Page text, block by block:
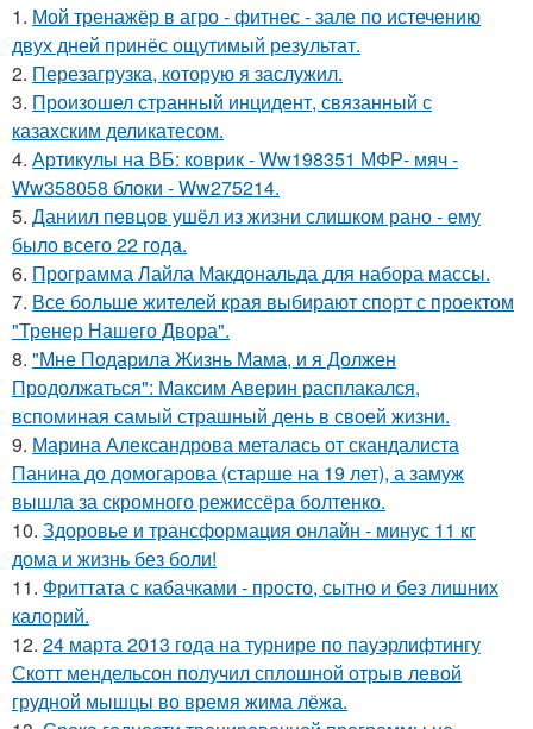
1. Мой тренажёр в агро - фитнес - зале по истечению
двух дней принёс ощутимый результат.
2. Перезагрузка, которую я заслужил.
3. Произошел странный инцидент, связанный с
казахским деликатесом.
4. Артикулы на ВБ: коврик - Ww198351 МФР- мяч -
Ww358058 блоки - Ww275214.
5. Даниил певцов ушёл из жизни слишком рано - ему
было всего 22 года.
6. Программа Лайла Макдональда для набора массы.
7. Все больше жителей края выбирают спорт с проектом
"Тренер Нашего Двора".
8. "Мне Подарила Жизнь Мама, и я Должен
Продолжаться": Максим Аверин расплакался,
вспоминая самый страшный день в своей жизни.
9. Марина Александрова металась от скандалиста
Панина до домогарова (старше на 19 лет), а замуж
вышла за скромного режиссёра болтенко.
10. Здоровье и трансформация онлайн - минус 11 кг
дома и жизнь без боли!
11. Фриттата с кабачками - просто, сытно и без лишних
калорий.
12. 24 марта 2013 года на турнире по пауэрлифтингу
Скотт мендельсон получил сплошной отрыв левой
грудной мышцы во время жима лёжа.